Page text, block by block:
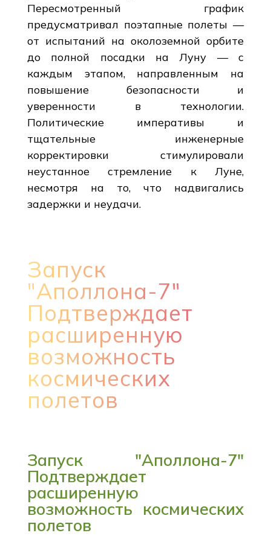
Пересмотренный график
предусматривал поэтапные полеты —
от испытаний на околоземной орбите
до полной посадки на Луну — с
каждым этапом, направленным на
повышение безопасности и
уверенности в технологии.
Политические императивы и
тщательные инженерные
корректировки стимулировали
неустанное стремление к Луне,
несмотря на то, что надвигались
задержки и неудачи.
Запуск
"Аполлона-7"
Подтверждает
расширенную
возможность
космических
полетов
Запуск "Аполлона-7"
Подтверждает
расширенную
возможность космических
полетов